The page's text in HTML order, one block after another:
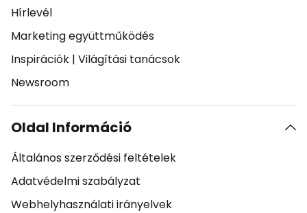
Hírlevél
Marketing együttműködés
Inspirációk | Világítási tanácsok
Newsroom
Oldal Információ
Általános szerződési feltételek
Adatvédelmi szabályzat
Webhelyhasználati irányelvek